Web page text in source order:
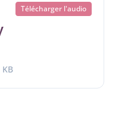
Télécharger l'audio